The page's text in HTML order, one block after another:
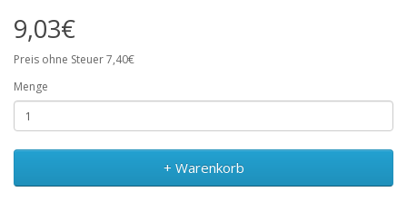
9,03€
Preis ohne Steuer 7,40€
Menge
+ Warenkorb